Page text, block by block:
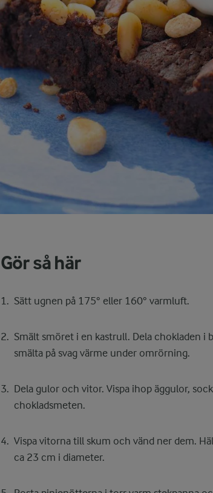
Gör så här
Sätt ugnen på 175° eller 160° varmluft.
Smält smöret i en kastrull. Dela chokladen i
smälta på svag värme under omrörning.
Dela gulor och vitor. Vispa ihop äggulor,
chokladsmeten.
Vispa vitorna till skum och vänd ner dem.
ca 23 cm i diameter.